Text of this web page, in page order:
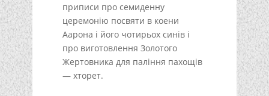
приписи про семиденну
церемонію посвяти в коени
Аарона і його чотирьох синів і
про виготовлення Золотого
Жертовника для паління пахощів
— хторет.